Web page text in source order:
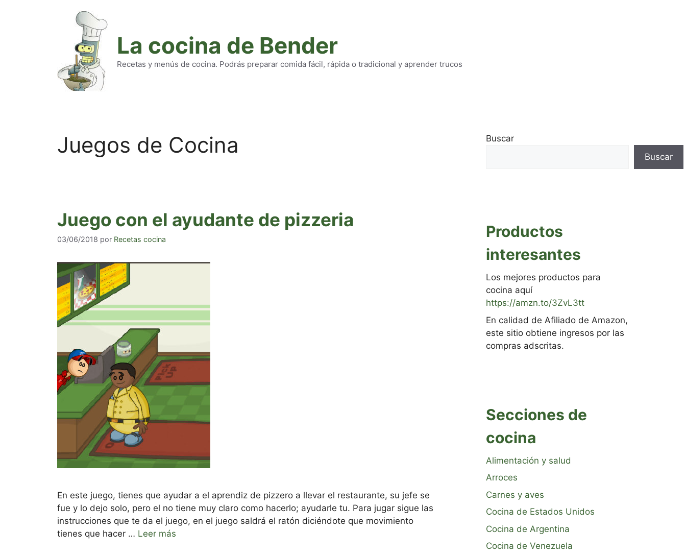
La cocina de Bender
Recetas y menús de cocina. Podrás preparar comida fácil, rápida o tradicional y aprender trucos
Juegos de Cocina
Juego con el ayudante de pizzeria
03/06/2018 por Recetas cocina
En este juego, tienes que ayudar a el aprendiz de pizzero a llevar el restaurante, su jefe se
fue y lo dejo solo, pero el no tiene muy claro como hacerlo; ayudarle tu. Para jugar sigue las
instrucciones que te da el juego, en el juego saldrá el ratón diciéndote que movimiento
tienes que hacer … Leer más
Buscar
Buscar
Productos
interesantes
Los mejores productos para
cocina aquí
https://amzn.to/3ZvL3tt
En calidad de Afiliado de Amazon,
este sitio obtiene ingresos por las
compras adscritas.
Secciones de
cocina
Alimentación y salud
Arroces
Carnes y aves
Cocina de Estados Unidos
Cocina de Argentina
Cocina de Venezuela